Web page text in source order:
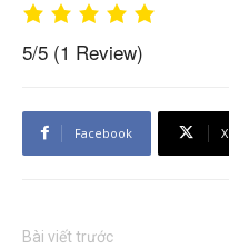
5/5 (1 Review)
Facebook X
Bài viết trước